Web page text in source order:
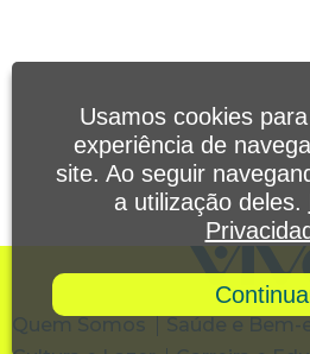
Quem Somos
Saúde e Bem-
Usamos cookies
experiência de
site. Ao seguir
a utilização deles.